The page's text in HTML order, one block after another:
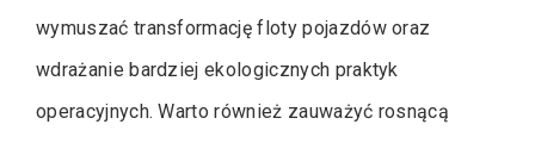
wymuszać transformację floty pojazdów oraz
wdrażanie bardziej ekologicznych praktyk
operacyjnych. Warto również zauważyć rosnącą